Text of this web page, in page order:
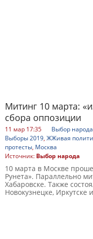
Митинг 10 марта:
сбора оппозиции
11 мар 17:35 Выбор
Выборы 2019, ЖЖивая
протесты, Москва
Источник: Выбор народа
10 марта в Москве
Рунета». Параллельно
Хабаровске. Также
Новокузнецке, Иркутске